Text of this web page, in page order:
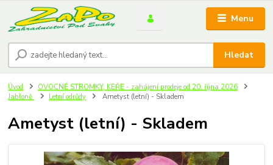
Menu
Hledat
Úvod
OVOCNÉ STROMKY, KEŘE - zahájení prodeje od 20. října 2026
Jabloně
Letní odrůdy Ametyst (letní) - Skladem
Ametyst (letní) - Skladem